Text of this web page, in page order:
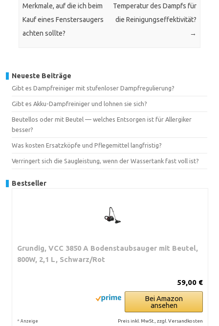
Merkmale, auf die ich beim
Kauf eines Fenstersaugers
achten sollte?
Temperatur des Dampfs für
die Reinigungseffektivität?
→
Neueste Beiträge
Gibt es Dampfreiniger mit stufenloser Dampfregulierung?
Gibt es Akku-Dampfreiniger und lohnen sie sich?
Beutellos oder mit Beutel — welches Entsorgen ist für Allergiker
besser?
Was kosten Ersatzköpfe und Pflegemittel langfristig?
Verringert sich die Saugleistung, wenn der Wassertank fast voll ist?
Bestseller
Grundig, VCC 3850 A Bodenstaubsauger mit Beutel,
800W, 2,1 L, Schwarz/Rot
59,00 €
Bei Amazon
ansehen
* Anzeige Preis inkl. MwSt., zzgl. Versandkosten